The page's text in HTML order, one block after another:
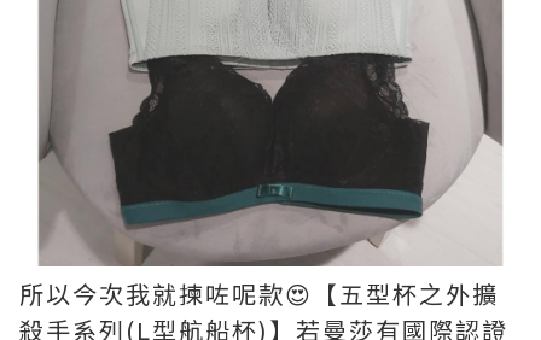
所以今次我就揀咗呢款😍【五型杯之外擴
殺手系列(L型航船杯)】若曼莎有國際認證